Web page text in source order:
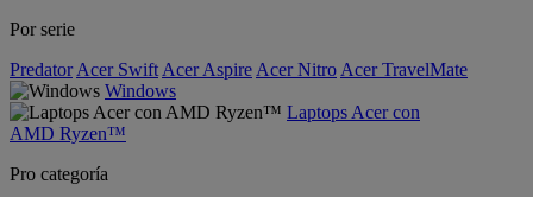
Por serie
Predator Acer Swift Acer Aspire Acer Nitro Acer TravelMate
Windows
Laptops Acer con
AMD Ryzen™
Pro categoría